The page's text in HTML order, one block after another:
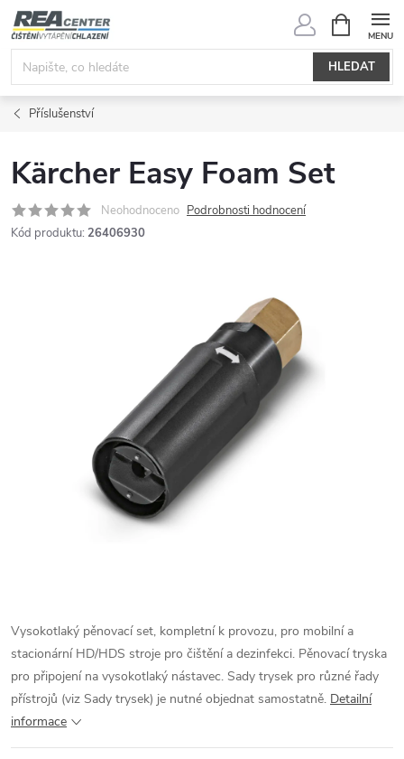
Přejít
na
obsah
HLEDAT
NÁKUPNÍ
KOŠÍK
Příslušenství
Kärcher Easy Foam Set
Neohodnoceno Podrobnosti hodnocení
Kód produktu: 26406930
Vysokotlaký pěnovací set, kompletní k provozu, pro mobilní a
stacionární HD/HDS stroje pro čištění a dezinfekci. Pěnovací tryska
pro připojení na vysokotlaký nástavec. Sady trysek pro různé řady
přístrojů (viz Sady trysek) je nutné objednat samostatně. Detailní
informace